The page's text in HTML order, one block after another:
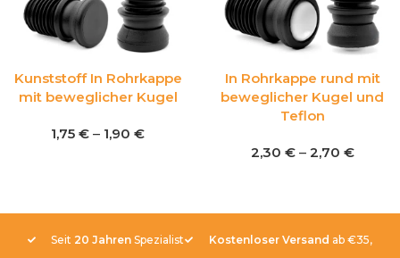
Kunststoff In Rohrkappe
mit beweglicher Kugel
1,75 € – 1,90 €
In Rohrkappe rund mit
beweglicher Kugel und
Teflon
2,30 € – 2,70 €
Seit 20 Jahren Spezialist Kostenloser Versand ab €35,-